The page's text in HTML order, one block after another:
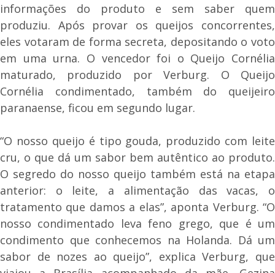
informações do produto e sem saber quem
produziu. Após provar os queijos concorrentes,
eles votaram de forma secreta, depositando o voto
em uma urna. O vencedor foi o Queijo Cornélia
maturado, produzido por Verburg. O Queijo
Cornélia condimentado, também do queijeiro
paranaense, ficou em segundo lugar.
“O nosso queijo é tipo gouda, produzido com leite
cru, o que dá um sabor bem autêntico ao produto.
O segredo do nosso queijo também está na etapa
anterior: o leite, a alimentação das vacas, o
tratamento que damos a elas”, aponta Verburg. “O
nosso condimentado leva feno grego, que é um
condimento que conhecemos na Holanda. Dá um
sabor de nozes ao queijo”, explica Verburg, que